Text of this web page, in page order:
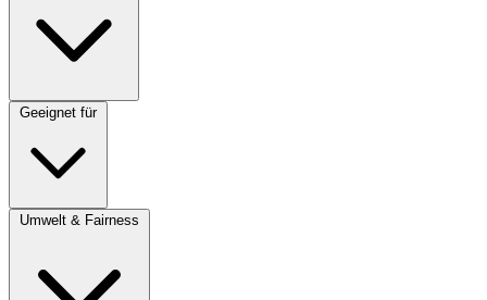
Geeignet für
Umwelt & Fairness